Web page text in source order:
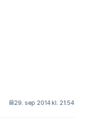
29. sep 2014 kl. 21:54